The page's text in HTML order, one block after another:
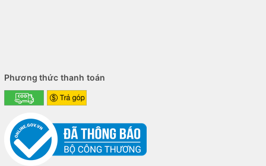
Phương thức thanh toán